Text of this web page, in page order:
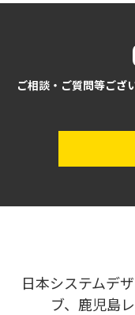
ご相談・ご質問等ござ
日本システムデ
ブ、鹿児島